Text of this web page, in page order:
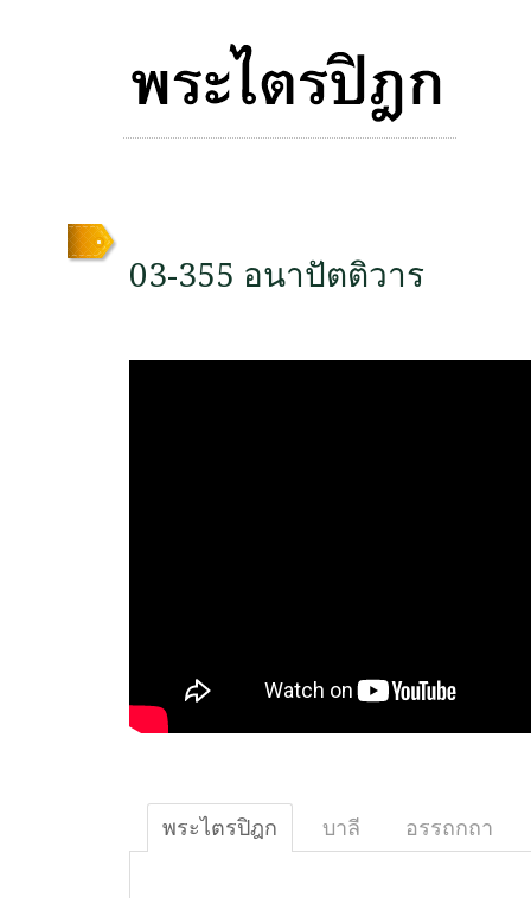
03-355 อนาปัตติวาร
พระไตรปิฎก บาลี อรรถกถา